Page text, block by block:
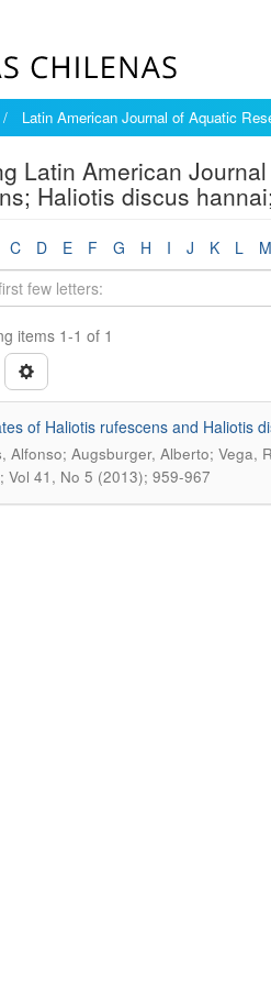
Latin American Journal of Aquatic
Latin American
Haliotis discus
C D E F G H I J K L M
items 1-1 of 1
of Haliotis rufescens and Haliotis
Alfonso; Augsburger, Alberto; Vega,
Vol 41, No 5 (2013); 959-967